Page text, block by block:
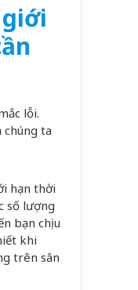
lỗi.
ta
hạn thời
số lượng
bạn chịu
khi
trên sân